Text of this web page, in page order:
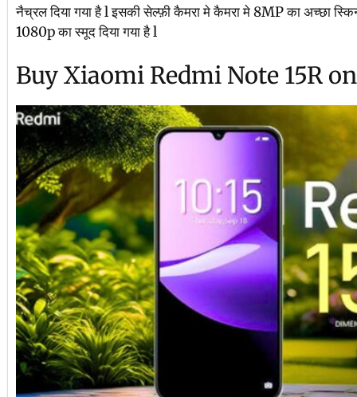
नैच्रल दिया गया है l इसकी सेल्फ़ी कैमरा मे कैमरा मे 8MP का अच्छा स्किन
1080p का स्मूद दिया गया है l
Buy Xiaomi Redmi Note 15R